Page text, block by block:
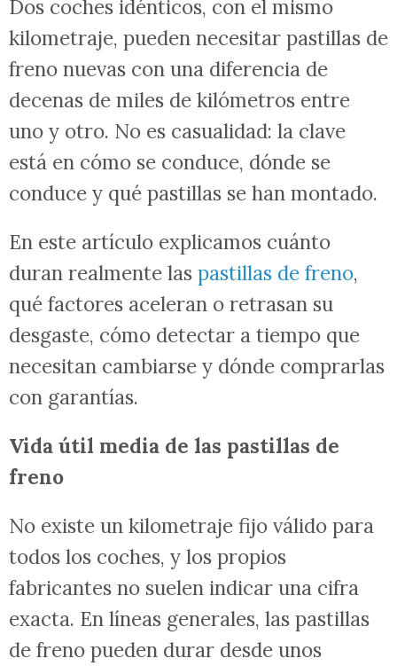
Dos coches idénticos, con el mismo
kilometraje, pueden necesitar pastillas de
freno nuevas con una diferencia de
decenas de miles de kilómetros entre
uno y otro. No es casualidad: la clave
está en cómo se conduce, dónde se
conduce y qué pastillas se han montado.
En este artículo explicamos cuánto
duran realmente las pastillas de freno,
qué factores aceleran o retrasan su
desgaste, cómo detectar a tiempo que
necesitan cambiarse y dónde comprarlas
con garantías.
Vida útil media de las pastillas de
freno
No existe un kilometraje fijo válido para
todos los coches, y los propios
fabricantes no suelen indicar una cifra
exacta. En líneas generales, las pastillas
de freno pueden durar desde unos